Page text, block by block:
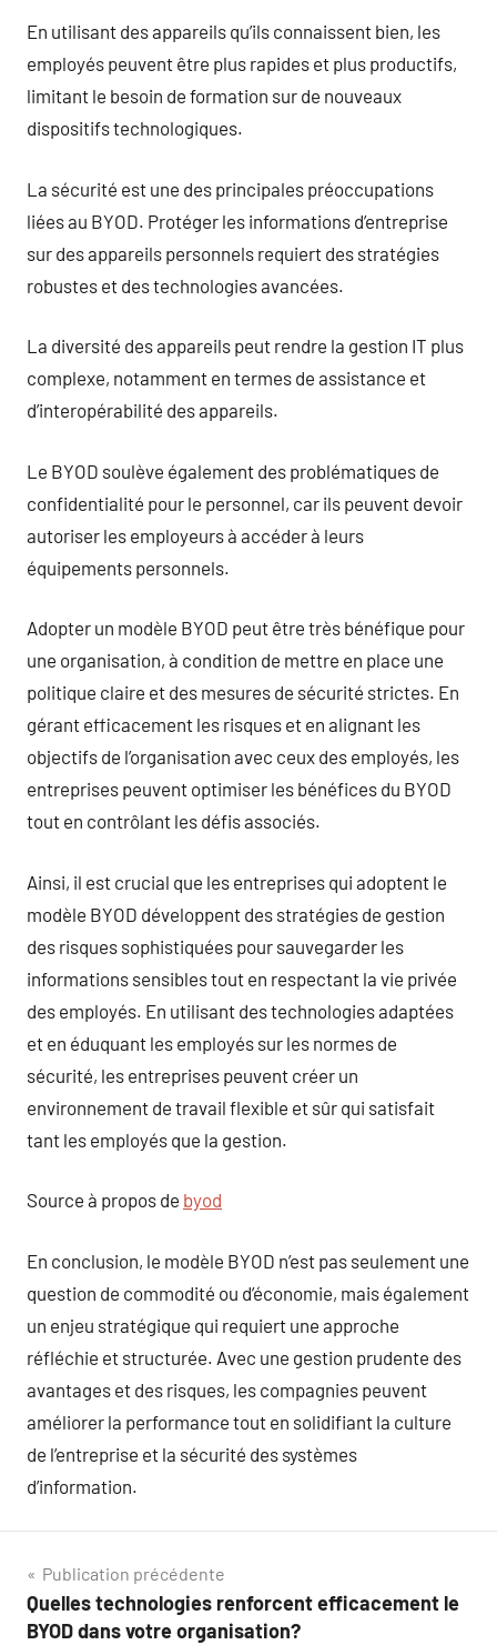
En utilisant des appareils qu’ils connaissent bien, les
employés peuvent être plus rapides et plus productifs,
limitant le besoin de formation sur de nouveaux
dispositifs technologiques.
La sécurité est une des principales préoccupations
liées au BYOD. Protéger les informations d’entreprise
sur des appareils personnels requiert des stratégies
robustes et des technologies avancées.
La diversité des appareils peut rendre la gestion IT plus
complexe, notamment en termes de assistance et
d’interopérabilité des appareils.
Le BYOD soulève également des problématiques de
confidentialité pour le personnel, car ils peuvent devoir
autoriser les employeurs à accéder à leurs
équipements personnels.
Adopter un modèle BYOD peut être très bénéfique pour
une organisation, à condition de mettre en place une
politique claire et des mesures de sécurité strictes. En
gérant efficacement les risques et en alignant les
objectifs de l’organisation avec ceux des employés, les
entreprises peuvent optimiser les bénéfices du BYOD
tout en contrôlant les défis associés.
Ainsi, il est crucial que les entreprises qui adoptent le
modèle BYOD développent des stratégies de gestion
des risques sophistiquées pour sauvegarder les
informations sensibles tout en respectant la vie privée
des employés. En utilisant des technologies adaptées
et en éduquant les employés sur les normes de
sécurité, les entreprises peuvent créer un
environnement de travail flexible et sûr qui satisfait
tant les employés que la gestion.
Source à propos de byod
En conclusion, le modèle BYOD n’est pas seulement une
question de commodité ou d’économie, mais également
un enjeu stratégique qui requiert une approche
réfléchie et structurée. Avec une gestion prudente des
avantages et des risques, les compagnies peuvent
améliorer la performance tout en solidifiant la culture
de l’entreprise et la sécurité des systèmes
d’information.
Navigation
de
Publication précédente
Quelles technologies renforcent efficacement le
BYOD dans votre organisation?